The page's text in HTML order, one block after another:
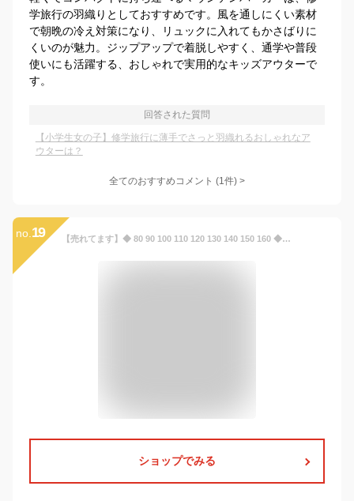
学旅行の羽織りとしておすすめです。風を通しにくい素材
で朝晩の冷え対策になり、リュックに入れてもかさばりに
くいのが魅力。ジップアップで着脱しやすく、通学や普段
使いにも活躍する、おしゃれで実用的なキッズアウターで
す。
回答された質問
【小学生女の子】修学旅行に薄手でさっと羽織れるおしゃれなア
ウターは？
全てのおすすめコメント (1件) >
no. 19 【売れてます】◆ 80 90 100 110 120 130 140 150 160 ◆【ジータ/GITA】 ウィンドブレーカー ◇ フード収納可 裏地綿 男女兼用 秋 冬 春 男の子 女の子 通園 通学 子ども 子供服 ベビー キッズ パーカー ジャンパー
ショップでみる